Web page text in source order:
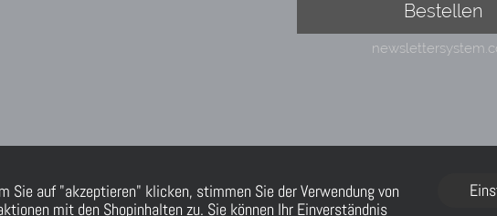
Sie auf "akzeptieren" klicken, stimmen Sie der Verwendung von
mit den Shopinhalten zu. Sie können Ihr Einverständnis